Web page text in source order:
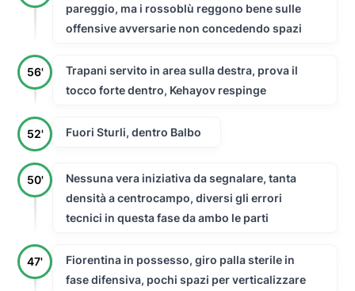
pareggio, ma i rossoblù reggono bene sulle
offensive avversarie non concedendo spazi
56'
Trapani servito in area sulla destra, prova il
tocco forte dentro, Kehayov respinge
52' Fuori Sturli, dentro Balbo
50'
Nessuna vera iniziativa da segnalare, tanta
densità a centrocampo, diversi gli errori
tecnici in questa fase da ambo le parti
47'
Fiorentina in possesso, giro palla sterile in
fase difensiva, pochi spazi per verticalizzare